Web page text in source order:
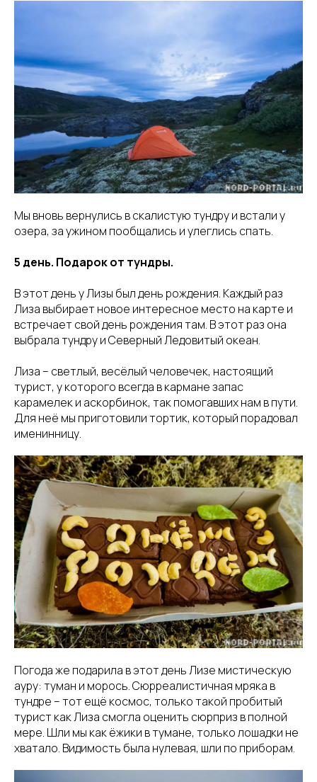
Мы вновь вернулись в скалистую тундру и встали у
озера, за ужином пообщались и улеглись спать.
5 день. Подарок от тундры.
В этот день у Лизы был день рождения. Каждый раз
Лиза выбирает новое интересное место на карте и
встречает свой день рождения там. В этот раз она
выбрала тундру и Северный Ледовитый океан.
Лиза – светлый, весёлый человечек, настоящий
турист, у которого всегда в кармане запас
карамелек и аскорбинок, так помогавших нам в пути.
Для неё мы приготовили тортик, который порадовал
именинницу.
Погода же подарила в этот день Лизе мистическую
ауру: туман и морось. Сюрреалистичная мряка в
тундре – тот ещё космос, только такой пробитый
турист как Лиза смогла оценить сюрприз в полной
мере. Шли мы как ёжики в тумане, только лошадки не
хватало. Видимость была нулевая, шли по приборам.